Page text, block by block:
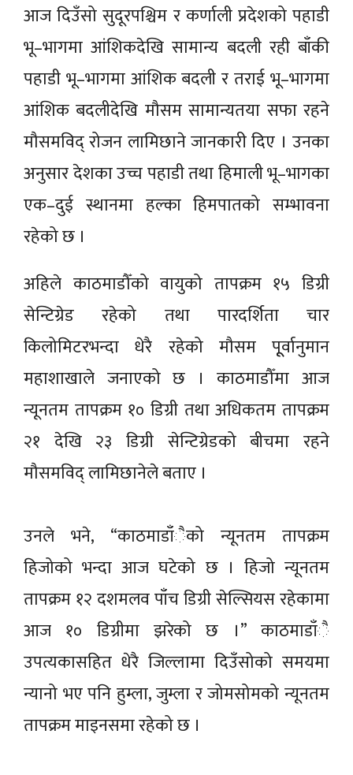
आज दिउँसो सुदूरपश्चिम र कर्णाली प्रदेशको पहाडी
भू–भागमा आंशिकदेखि सामान्य बदली रही बाँकी
पहाडी भू–भागमा आंशिक बदली र तराई भू–भागमा
आंशिक बदलीदेखि मौसम सामान्यतया सफा रहने
मौसमविद् रोजन लामिछाने जानकारी दिए । उनका
अनुसार देशका उच्च पहाडी तथा हिमाली भू–भागका
एक–दुई स्थानमा हल्का हिमपातको सम्भावना
रहेको छ ।
अहिले काठमाडौँको वायुको तापक्रम १५ डिग्री
सेन्टिग्रेड रहेको तथा पारदर्शिता चार
किलोमिटरभन्दा धेरै रहेको मौसम पूूर्वानुमान
महाशाखाले जनाएको छ । काठमाडौँमा आज
न्यूनतम तापक्रम १० डिग्री तथा अधिकतम तापक्रम
२१ देखि २३ डिग्री सेन्टिग्रेडको बीचमा रहने
मौसमविद् लामिछानेले बताए ।
उनले भने, “काठमाडाँैको न्यूनतम तापक्रम
हिजोको भन्दा आज घटेको छ । हिजो न्यूनतम
तापक्रम १२ दशमलव पाँच डिग्री सेल्सियस रहेकामा
आज १० डिग्रीमा झरेको छ ।” काठमाडाँै
उपत्यकासहित धेरै जिल्लामा दिउँसोको समयमा
न्यानो भए पनि हुम्ला, जुम्ला र जोमसोमको न्यूनतम
तापक्रम माइनसमा रहेको छ ।